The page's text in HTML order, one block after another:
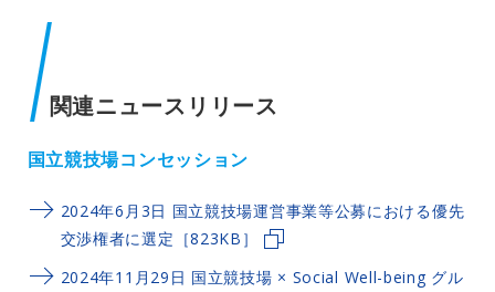
関連ニュースリリース
国立競技場コンセッション
2024年6月3日 国立競技場運営事業等公募における優先
交渉権者に選定［823KB］
2024年11月29日 国立競技場 × Social Well-being グル